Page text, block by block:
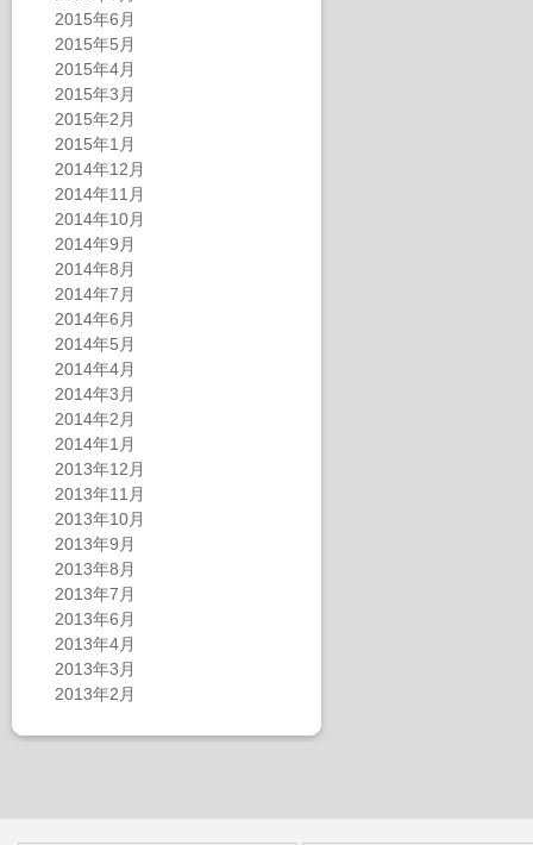
2015年6月
2015年5月
2015年4月
2015年3月
2015年2月
2015年1月
2014年12月
2014年11月
2014年10月
2014年9月
2014年8月
2014年7月
2014年6月
2014年5月
2014年4月
2014年3月
2014年2月
2014年1月
2013年12月
2013年11月
2013年10月
2013年9月
2013年8月
2013年7月
2013年6月
2013年4月
2013年3月
2013年2月